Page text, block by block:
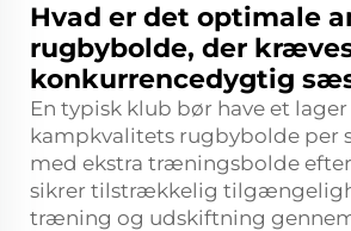
Hvad er det optimale
rugbybolde, der
konkurrencedygtig
En typisk klub bør have et
kampkvalitets rugbybolde per
med ekstra træningsbolde
sikrer tilstrækkelig
træning og udskiftning